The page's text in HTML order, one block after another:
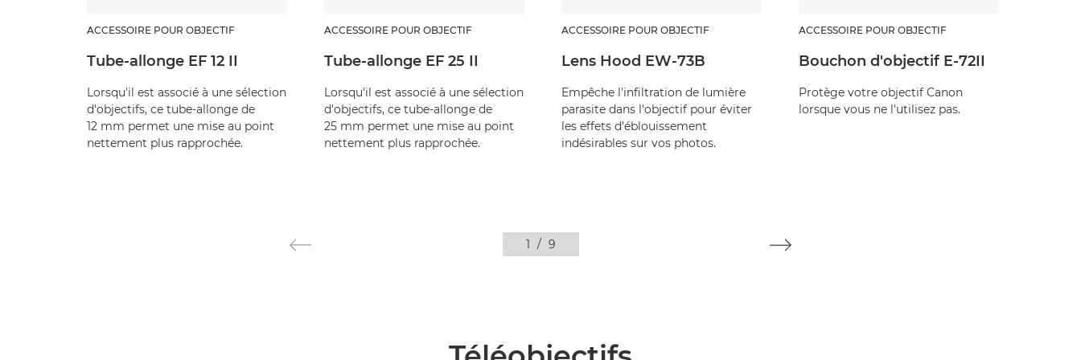
ACCESSOIRE POUR OBJECTIF
Tube-allonge EF 12 II
Lorsqu'il est associé à une sélection
d'objectifs, ce tube-allonge de
12 mm permet une mise au point
nettement plus rapprochée.
ACCESSOIRE POUR OBJECTIF
Tube-allonge EF 25 II
Lorsqu'il est associé à une sélection
d'objectifs, ce tube-allonge de
25 mm permet une mise au point
nettement plus rapprochée.
ACCESSOIRE POUR OBJECTIF
Lens Hood EW-73B
Empêche l'infiltration de lumière
parasite dans l'objectif pour éviter
les effets d'éblouissement
indésirables sur vos photos.
ACCESSOIRE POUR OBJECTIF
Bouchon d'objectif E-72II
Protège votre objectif Canon
lorsque vous ne l'utilisez pas.
1 / 9